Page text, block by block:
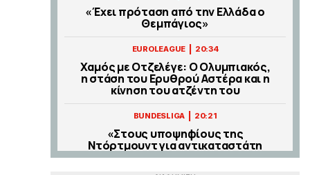
«Έχει πρόταση από την Ελλάδα ο
Θεμπάγιος»
EUROLEAGUE 20:34
Χαμός με Οτζελέγε: Ο Ολυμπιακός,
η στάση του Ερυθρού Αστέρα και η
κίνηση του ατζέντη του
BUNDESLIGA 20:21
«Στους υποψηφίους της
Ντόρτμουντ για αντικαταστάτη
του Αντεγέμι ο Κωνσταντέλιας»